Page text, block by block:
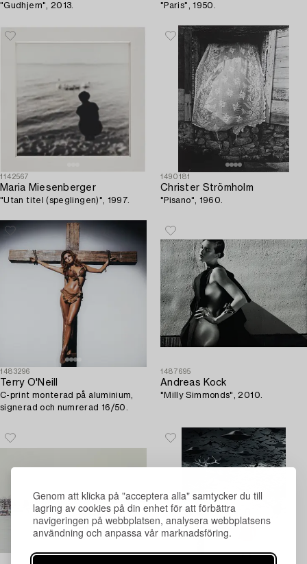
Genom att klicka på "acceptera alla" samtycker du till
lagring av cookies på din enhet för att förbättra
navigeringen på webbplatsen, analysera webbplatsens
användning och anpassa vår marknadsföring.
"Gudhjem", 2013. "Paris", 1950.
1142567
Maria Miesenberger
"Utan titel (speglingen)", 1997.
1490181
Christer Strömholm
"Pisano", 1960.
1483296
Terry O'Neill
C-print monterad på aluminium,
signerad och numrerad 16/50.
1487695
Andreas Kock
"Milly Simmonds", 2010.